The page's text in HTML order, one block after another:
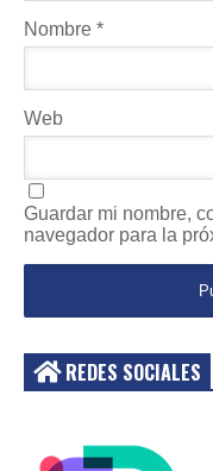
Nombre *
Web
Guardar mi nombre,
navegador para la
REDES SOCIALES